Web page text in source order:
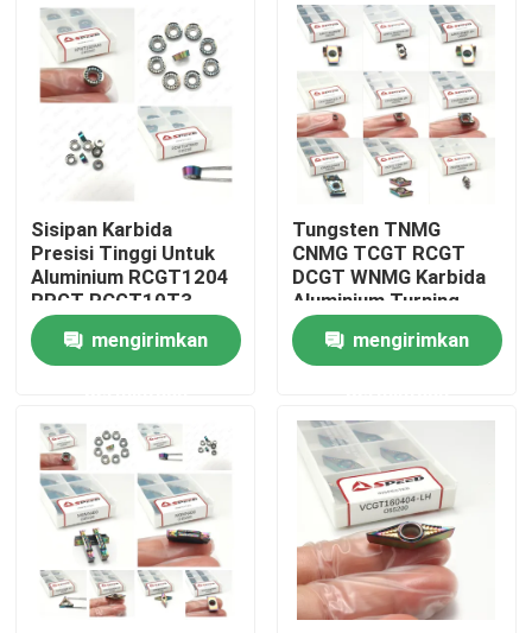
Produk
Video
Tentang kita
Wisata pabrik
Kontrol kualitas
Berita
Semua Kasus
Sisipan Penggilingan Karbida
Sisipan Karbida
Presisi Tinggi Untuk
Aluminium RCGT1204
RPGT RCGT10T3
RCGT1003 Lapisan
DLC PVD Dan
Ketahanan Aus Tinggi
mengirimkan
Tungsten TNMG
CNMG TCGT RCGT
DCGT WNMG Karbida
Aluminium Turning
Inserts Untuk Turning
Versatilemengirimkan